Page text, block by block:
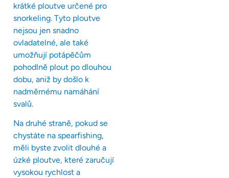
krátké ploutve určené pro
snorkeling. Tyto ploutve
nejsou jen snadno
ovladatelné, ale také
umožňují potápěčům
pohodlně plout po dlouhou
dobu, aniž by došlo k
nadměrnému namáhání
svalů.
Na druhé straně, pokud se
chystáte na spearfishing,
měli byste zvolit dlouhé a
úzké ploutve, které zaručují
vysokou rychlost a